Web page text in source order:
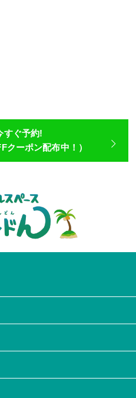
すぐ予約!
クーポン配布中！）